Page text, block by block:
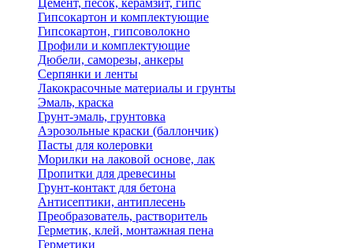
Гипсокартон и комплектующие
Гипсокартон, гипсоволокно
Профили и комплектующие
Дюбели, саморезы, анкеры
Серпянки и ленты
Лакокрасочные материалы и грунты
Эмаль, краска
Грунт-эмаль, грунтовка
Аэрозольные краски (баллончик)
Пасты для колеровки
Морилки на лаковой основе, лак
Пропитки для древесины
Грунт-контакт для бетона
Антисептики, антиплесень
Преобразователь, растворитель
Герметик, клей, монтажная пена
Герметики